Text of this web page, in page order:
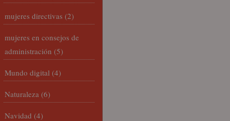
mujeres directivas (2)
mujeres en consejos de
administración (5)
Mundo digital (4)
Naturaleza (6)
Navidad (4)